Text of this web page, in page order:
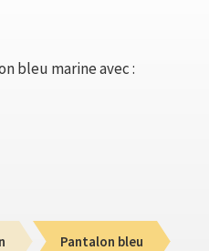
bleu marine avec :
Pantalon bleu